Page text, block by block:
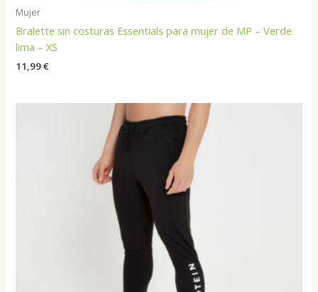
Mujer
Bralette sin costuras Essentials para mujer de MP – Verde
lima – XS
11,99€